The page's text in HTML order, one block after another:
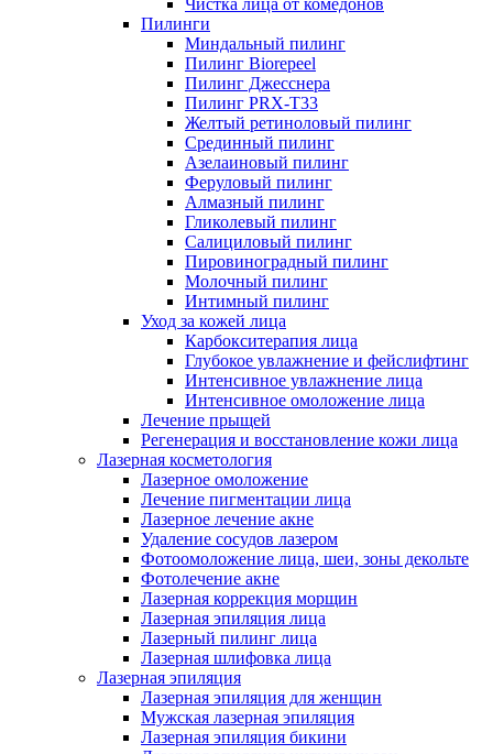
Чистка лица от комедонов
Пилинги
Миндальный пилинг
Пилинг Biorepeel
Пилинг Джесснера
Пилинг PRX-T33
Желтый ретиноловый пилинг
Срединный пилинг
Азелаиновый пилинг
Феруловый пилинг
Алмазный пилинг
Гликолевый пилинг
Салициловый пилинг
Пировиноградный пилинг
Молочный пилинг
Интимный пилинг
Уход за кожей лица
Карбокситерапия лица
Глубокое увлажнение и фейслифтинг
Интенсивное увлажнение лица
Интенсивное омоложение лица
Лечение прыщей
Регенерация и восстановление кожи лица
Лазерная косметология
Лазерное омоложение
Лечение пигментации лица
Лазерное лечение акне
Удаление сосудов лазером
Фотоомоложение лица, шеи, зоны декольте
Фотолечение акне
Лазерная коррекция морщин
Лазерная эпиляция лица
Лазерный пилинг лица
Лазерная шлифовка лица
Лазерная эпиляция
Лазерная эпиляция для женщин
Мужская лазерная эпиляция
Лазерная эпиляция бикини